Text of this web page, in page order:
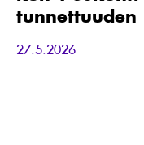
sekunti
ratkaisee
brändisi
tunnettuuden
tunnettuuden
27.5.2026